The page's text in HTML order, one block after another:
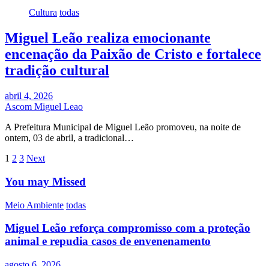
Cultura todas
Miguel Leão realiza emocionante
encenação da Paixão de Cristo e fortalece
tradição cultural
abril 4, 2026
Ascom Miguel Leao
A Prefeitura Municipal de Miguel Leão promoveu, na noite de
ontem, 03 de abril, a tradicional…
Paginação
de
1 2 3 Next
You may Missed
Meio Ambiente todas
Miguel Leão reforça compromisso com a proteção
animal e repudia casos de envenenamento